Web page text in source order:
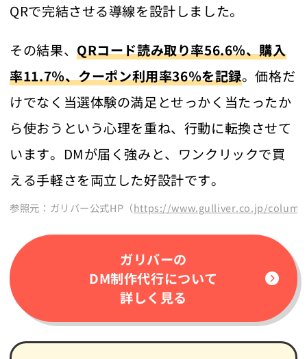
QRで完結させる導線を設計しました。
その結果、QRコード読み取り率56.6％、購入
率11.7％、クーポン利用率36％を記録。価格だ
けでなく当選体験の満足とせっかく当たったか
ら使おうという心理を重ね、行動に転換させて
います。DMが届く強みと、ワンクリックで買
える手軽さを両立した好設計です。
参照元：ガリバー公式HP（https://www.gulliver.co.jp/
ガリバーの
DM制作代行について
詳しく見る